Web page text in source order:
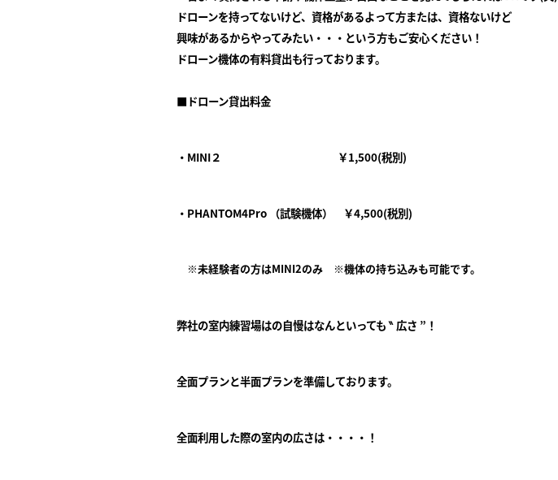
ドローンを持ってないけど、資格があるよって方または、資格ないけど
興味があるからやってみたい・・・という方もご安心ください！
ドローン機体の有料貸出も行っております。
■ドローン貸出料金
・MINI２ ￥1,500(税別)
・PHANTOM4Pro （試験機体） ￥4,500(税別)
※未経験者の方はMINI2のみ ※機体の持ち込みも可能です。
弊社の室内練習場はの自慢はなんといっても ‶ 広さ ”！
全面プランと半面プランを準備しております。
全面利用した際の室内の広さは・・・・！